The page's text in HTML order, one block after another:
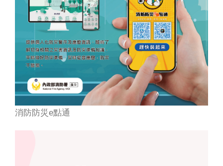
消防防災e點通